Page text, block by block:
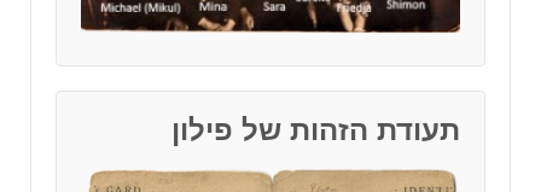
תעודת הזהות של פילון